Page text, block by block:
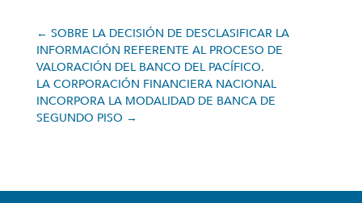
← SOBRE LA DECISIÓN DE DESCLASIFICAR LA
INFORMACIÓN REFERENTE AL PROCESO DE
VALORACIÓN DEL BANCO DEL PACÍFICO.
LA CORPORACIÓN FINANCIERA NACIONAL
INCORPORA LA MODALIDAD DE BANCA DE
SEGUNDO PISO →